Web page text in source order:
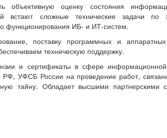
оценку состояния
встают сложные технические задачи по
функционирования ИБ- и ИТ-систем.
поставку программных и
техническую поддержку.
и сертификаты в сфере
УФСБ России на проведение работ,
тайну. Обладает высшими партнерскими